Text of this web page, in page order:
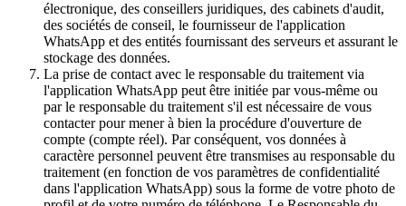
électronique, des conseillers juridiques, des cabinets d'audit,
des sociétés de conseil, le fournisseur de l'application
WhatsApp et des entités fournissant des serveurs et assurant le
stockage des données.
La prise de contact avec le responsable du traitement via
l'application WhatsApp peut être initiée par vous-même ou
par le responsable du traitement s'il est nécessaire de vous
contacter pour mener à bien la procédure d'ouverture de
compte (compte réel). Par conséquent, vos données à
caractère personnel peuvent être transmises au responsable du
traitement (en fonction de vos paramètres de confidentialité
dans l'application WhatsApp) sous la forme de votre photo de